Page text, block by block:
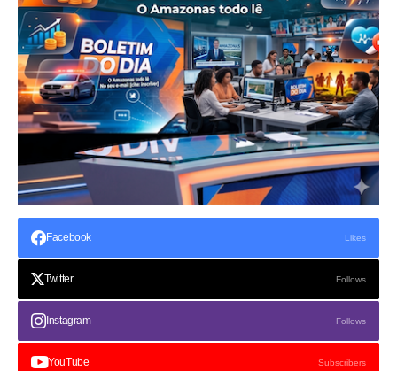
Facebook Likes
Twitter Follows
Instagram Follows
YouTube Subscribers